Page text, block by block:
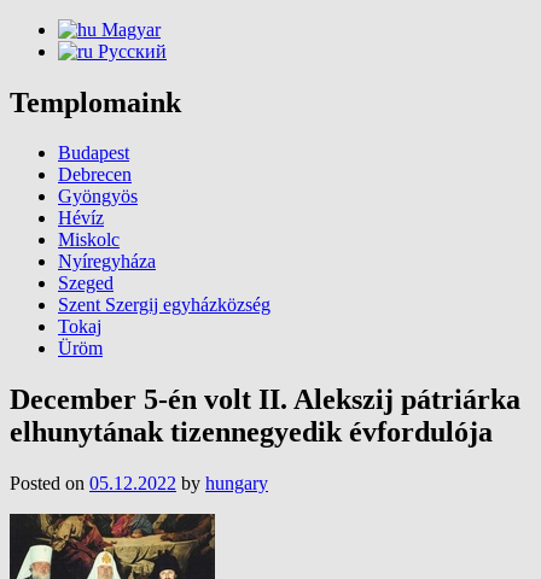
Magyar
Русский
Templomaink
Budapest
Debrecen
Gyöngyös
Hévíz
Miskolc
Nyíregyháza
Szeged
Szent Szergij egyházközség
Tokaj
Üröm
December 5-én volt II. Alekszij pátriárka
elhunytának tizennegyedik évfordulója
Posted on 05.12.2022 by hungary